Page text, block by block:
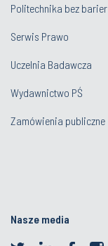
Politechnika bez barier
Serwis Prawo
Uczelnia Badawcza
Wydawnictwo PŚ
Zamówienia publiczne
Nasze media